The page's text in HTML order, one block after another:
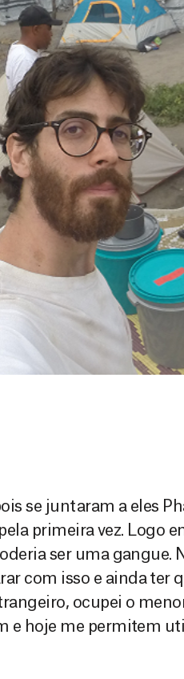
se juntaram a eles
primeira vez. Logo
ser uma gangue.
com isso e ainda ter
ocupei o
e hoje me permitem